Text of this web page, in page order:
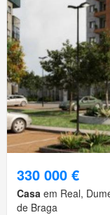
330 000 €
Casa em Real,
de Braga